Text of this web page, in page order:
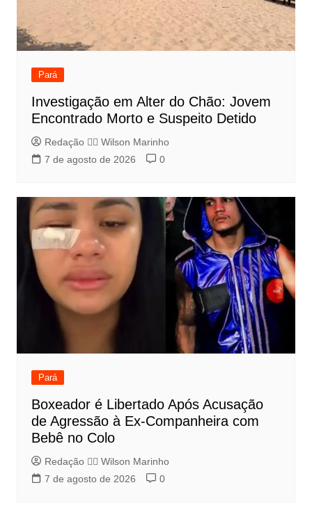
Pará
Investigação em Alter do Chão: Jovem
Encontrado Morto e Suspeito Detido
Redação 👨‍⚖️​ Wilson Marinho
7 de agosto de 2026
0
Pará
Boxeador é Libertado Após Acusação
de Agressão à Ex-Companheira com
Bebê no Colo
Redação 👨‍⚖️​ Wilson Marinho
7 de agosto de 2026
0